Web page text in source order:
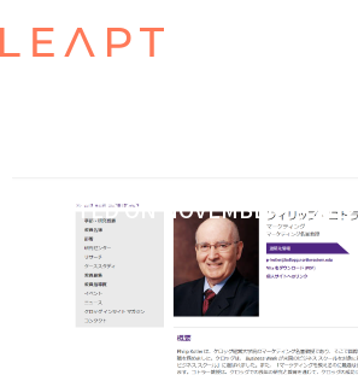
POSTED ON NOVEMBER 7, 2022